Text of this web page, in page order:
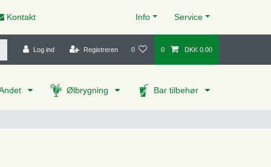
Kontakt Info Service
Log ind Registreren 0 0 DKK 0.00
Ølbrygning Bar tilbehør